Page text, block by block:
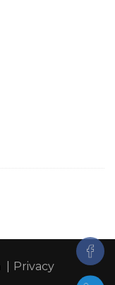
Privacy